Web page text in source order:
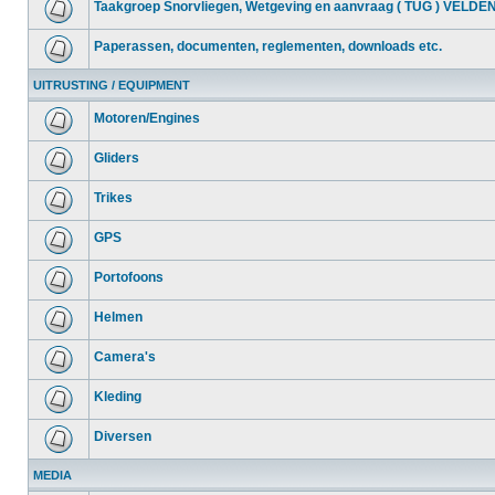
Taakgroep Snorvliegen, Wetgeving en aanvraag ( TUG )
Paperassen, documenten, reglementen, downloads etc.
UITRUSTING / EQUIPMENT
Motoren/Engines
Gliders
Trikes
GPS
Portofoons
Helmen
Camera's
Kleding
Diversen
MEDIA